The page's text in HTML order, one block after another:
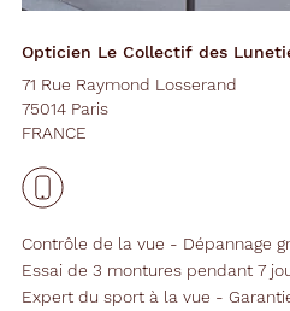
Opticien Le Collectif des
71 Rue Raymond Losserand
75014 Paris
FRANCE
Contrôle de la vue
Dépannage
Essai de 3 montures pendant 7
Expert du sport à la vue